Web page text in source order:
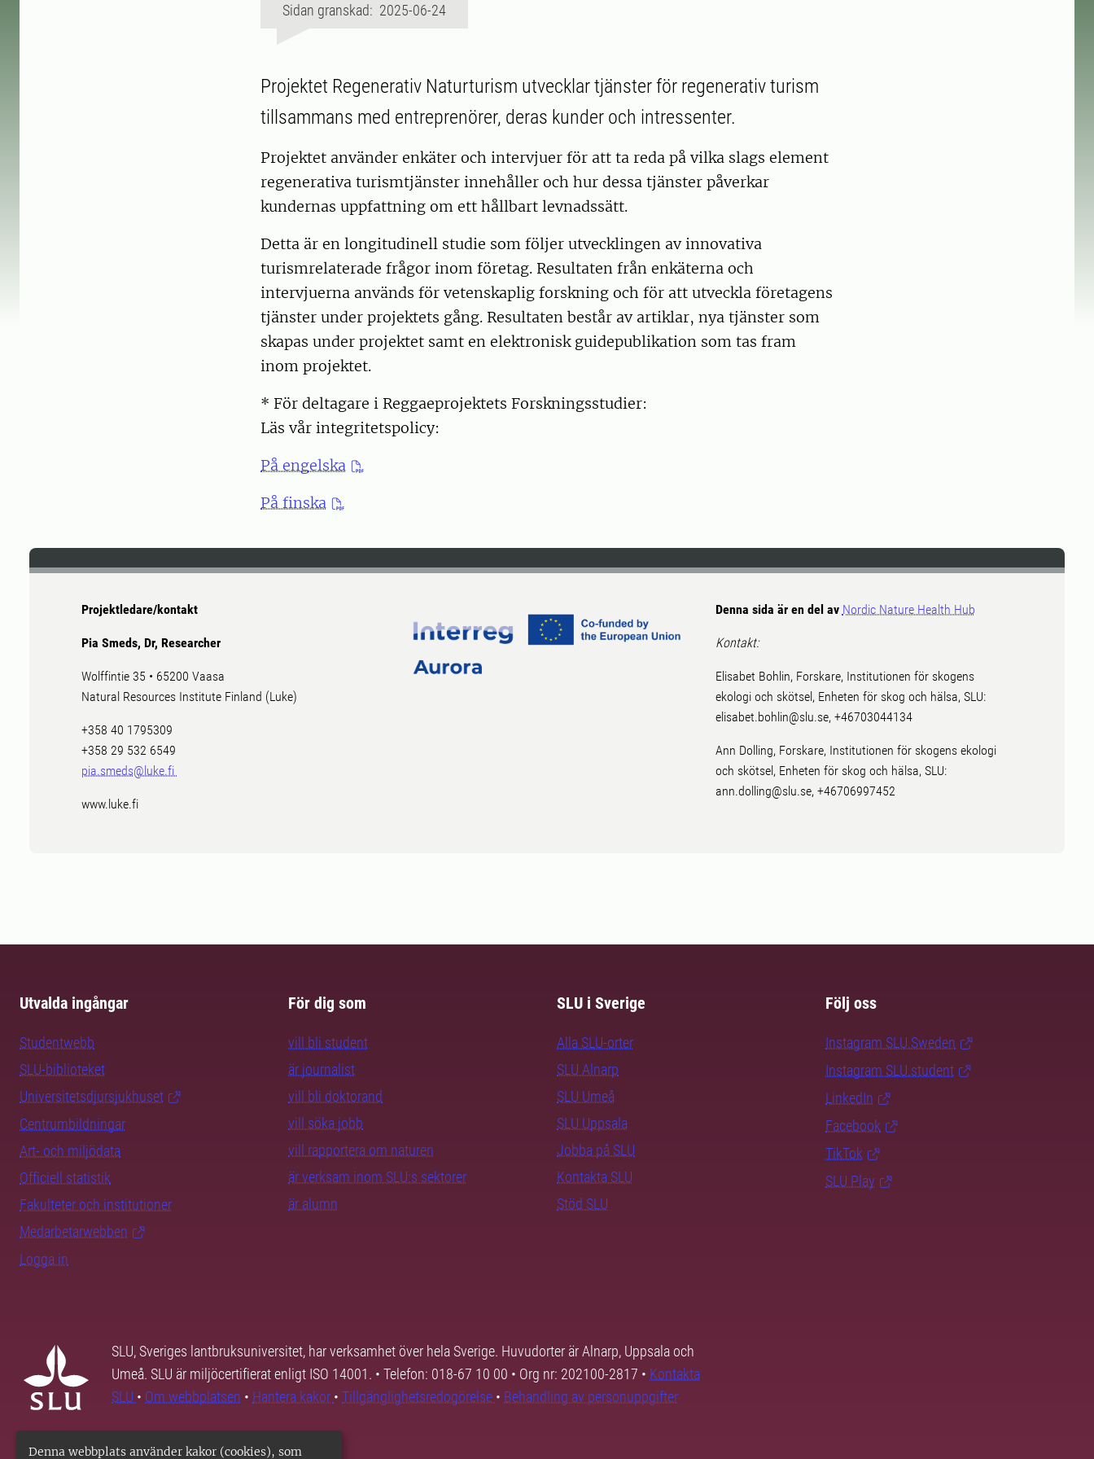
Denna webbplats använder kakor (cookies), som
Sidan granskad: 2025-06-24
Projektet Regenerativ Naturturism utvecklar tjänster för regenerativ turism
tillsammans med entreprenörer, deras kunder och intressenter.
Projektet använder enkäter och intervjuer för att ta reda på vilka slags element
regenerativa turismtjänster innehåller och hur dessa tjänster påverkar
kundernas uppfattning om ett hållbart levnadssätt.
Detta är en longitudinell studie som följer utvecklingen av innovativa
turismrelaterade frågor inom företag. Resultaten från enkäterna och
intervjuerna används för vetenskaplig forskning och för att utveckla företagens
tjänster under projektets gång. Resultaten består av artiklar, nya tjänster som
skapas under projektet samt en elektronisk guidepublikation som tas fram
inom projektet.
* För deltagare i Reggaeprojektets Forskningsstudier:
Läs vår integritetspolicy:
På engelska
På finska
Projektledare/kontakt
Pia Smeds, Dr, Researcher
Wolffintie 35 • 65200 Vaasa
Natural Resources Institute Finland (Luke)
+358 40 1795309
+358 29 532 6549
pia.smeds@luke.fi
www.luke.fi
Denna sida är en del av Nordic Nature Health Hub
Kontakt:
Elisabet Bohlin, Forskare, Institutionen för skogens
ekologi och skötsel, Enheten för skog och hälsa, SLU:
elisabet.bohlin@slu.se, +46703044134
Ann Dolling, Forskare, Institutionen för skogens ekologi
och skötsel, Enheten för skog och hälsa, SLU:
ann.dolling@slu.se, +46706997452
Utvalda ingångar
Studentwebb
SLU-biblioteket
Universitetsdjursjukhuset
Centrumbildningar
Art- och miljödata
Officiell statistik
Fakulteter och institutioner
Medarbetarwebben
Logga in
För dig som
vill bli student
är journalist
vill bli doktorand
vill söka jobb
vill rapportera om naturen
är verksam inom SLU:s sektorer
är alumn
SLU i Sverige
Alla SLU-orter
SLU Alnarp
SLU Umeå
SLU Uppsala
Jobba på SLU
Kontakta SLU
Stöd SLU
Följ oss
Instagram SLU.Sweden
Instagram SLU.student
LinkedIn
Facebook
TikTok
SLU Play
SLU, Sveriges lantbruksuniversitet, har verksamhet över hela Sverige. Huvudorter är Alnarp, Uppsala och
Umeå. SLU är miljöcertifierat enligt ISO 14001. • Telefon: 018-67 10 00 • Org nr: 202100-2817 • Kontakta
SLU • Om webbplatsen • Hantera kakor • Tillgänglighetsredogörelse • Behandling av personuppgifter